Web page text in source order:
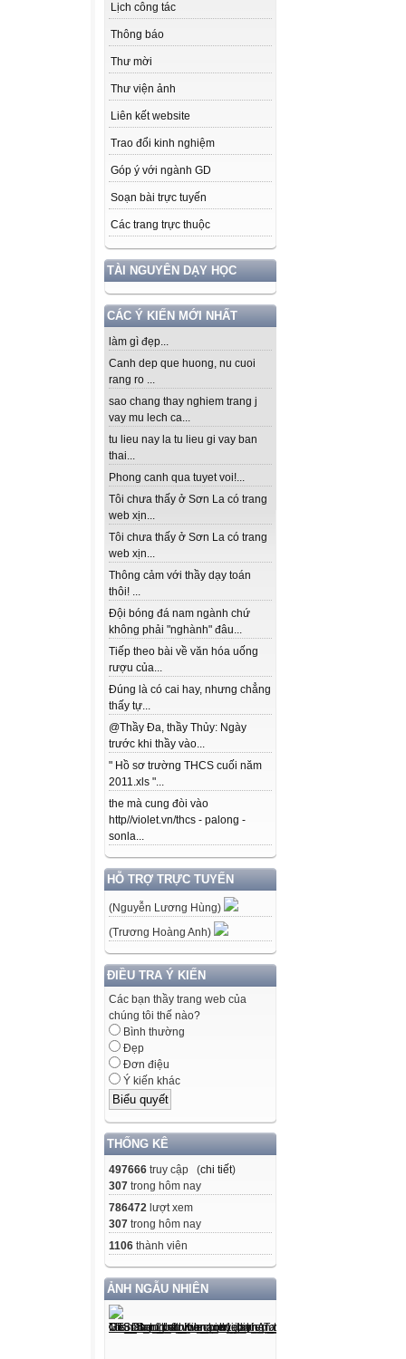
Lịch công tác
Thông báo
Thư mời
Thư viện ảnh
Liên kết website
Trao đổi kinh nghiệm
Góp ý với ngành GD
Soạn bài trực tuyến
Các trang trực thuộc
TÀI NGUYÊN DẠY HỌC
CÁC Ý KIẾN MỚI NHẤT
làm gì đẹp...
Canh dep que huong, nu cuoi
rang ro ...
sao chang thay nghiem trang j
vay mu lech ca...
tu lieu nay la tu lieu gi vay ban
thai...
Phong canh qua tuyet voi!...
Tôi chưa thấy ở Sơn La có trang
web xịn...
Tôi chưa thấy ở Sơn La có trang
web xịn...
Thông cảm với thầy dạy toán
thôi! ...
Đội bóng đá nam ngành chứ
không phải "nghành" đâu...
Tiếp theo bài về văn hóa uống
rượu của...
Đúng là có cai hay, nhưng chẳng
thấy tự...
@Thầy Đa, thầy Thủy: Ngày
trước khi thầy vào...
" Hồ sơ trường THCS cuối năm
2011.xls "...
the mà cung đòi vào
http//violet.vn/thcs - palong -
sonla...
HỖ TRỢ TRỰC TUYẾN
(Nguyễn Lương Hùng)
(Trương Hoàng Anh)
ĐIỀU TRA Ý KIẾN
Các bạn thầy trang web của
chúng tôi thế nào?
Bình thường
Đẹp
Đơn điệu
Ý kiến khác
THỐNG KÊ
497666 truy cập (chi tiết)
307 trong hôm nay
786472 lượt xem
307 trong hôm nay
1106 thành viên
ẢNH NGẪU NHIÊN